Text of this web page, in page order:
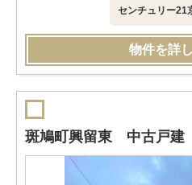
センチュリー
物件を詳
斑鳩町興留東 中古戸建